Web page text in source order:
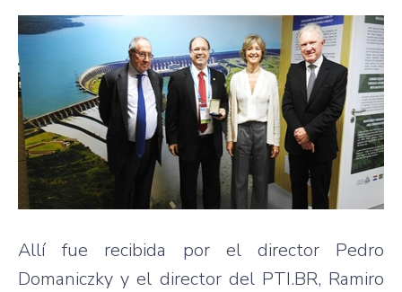
Allí fue recibida por el director Pedro
Domaniczky y el director del PTI.BR, Ramiro